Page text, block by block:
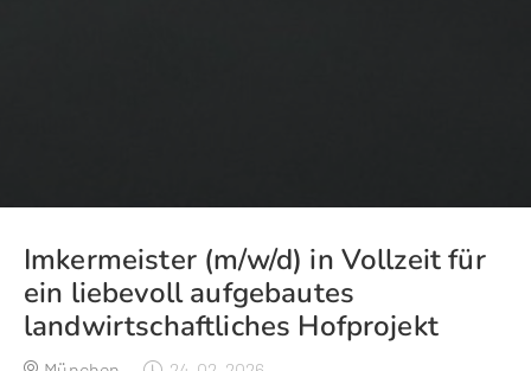
Imkermeister (m/w/d) in Vollzeit für
ein liebevoll aufgebautes
landwirtschaftliches Hofprojekt